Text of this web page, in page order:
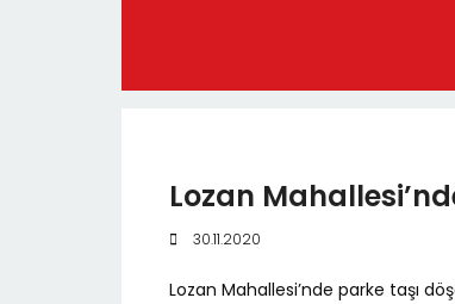
Lozan
30.11.2020
Lozan Mahallesi’nde parke taşı